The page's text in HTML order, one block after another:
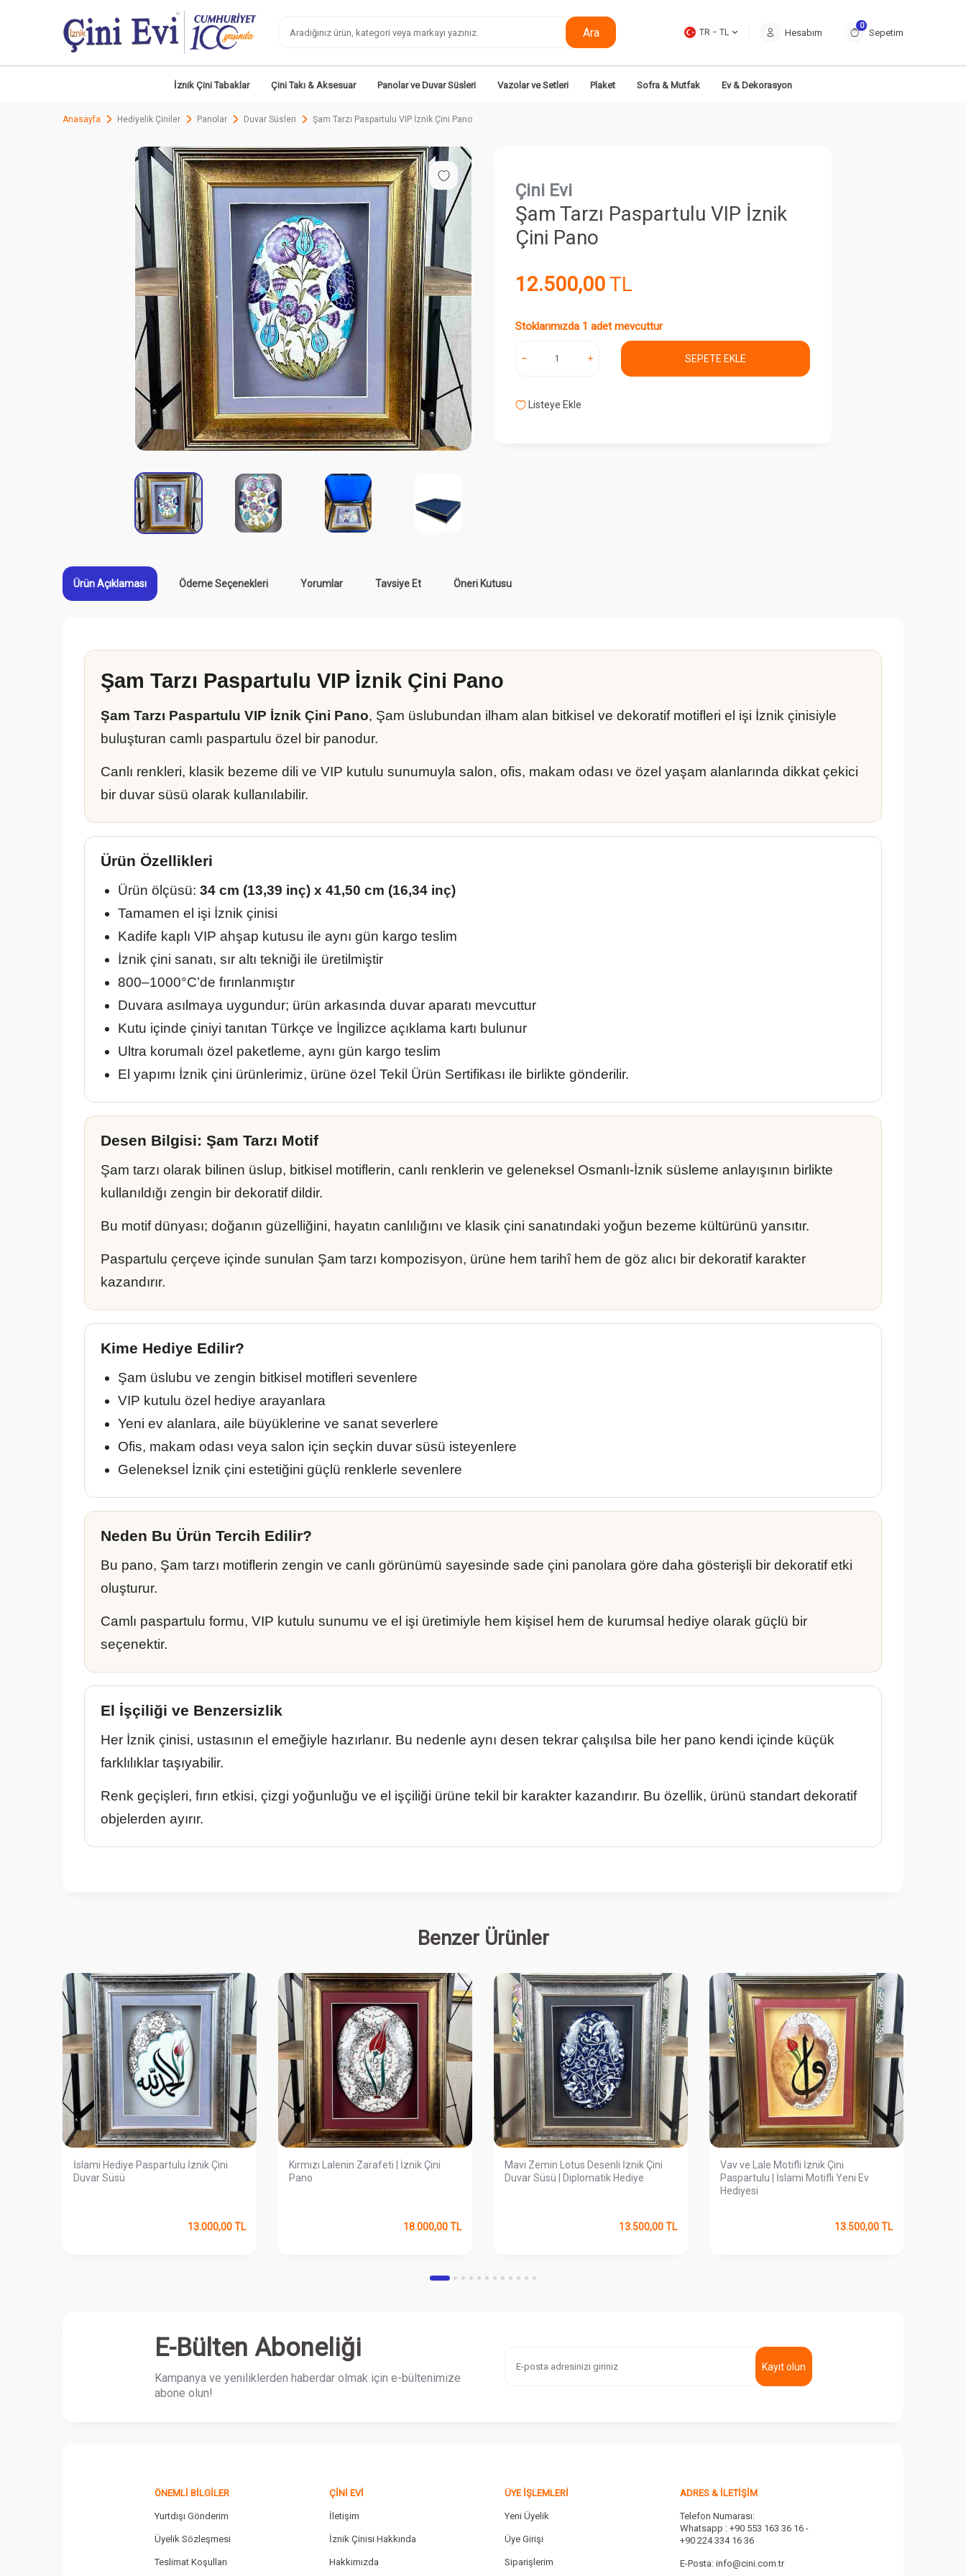
Ara TR − TL Hesabım
0
Sepetim
İznik Çini Tabaklar Çini Takı & Aksesuar Panolar ve Duvar Süsleri Vazolar ve Setleri Plaket Sofra & Mutfak Ev & Dekorasyon
Anasayfa Hediyelik Çiniler Panolar Duvar Süsleri Şam Tarzı Paspartulu VIP İznik Çini Pano
Çini Evi
Şam Tarzı Paspartulu VIP İznik
Çini Pano
12.500,00TL
Stoklarımızda 1 adet mevcuttur
SEPETE EKLE
Listeye Ekle
Ürün Açıklaması Ödeme Seçenekleri Yorumlar Tavsiye Et Öneri Kutusu
Şam Tarzı Paspartulu VIP İznik Çini Pano
Şam Tarzı Paspartulu VIP İznik Çini Pano, Şam üslubundan ilham alan bitkisel ve dekoratif motifleri el işi İznik çinisiyle
buluşturan camlı paspartulu özel bir panodur.
Canlı renkleri, klasik bezeme dili ve VIP kutulu sunumuyla salon, ofis, makam odası ve özel yaşam alanlarında dikkat çekici
bir duvar süsü olarak kullanılabilir.
Ürün Özellikleri
Ürün ölçüsü: 34 cm (13,39 inç) x 41,50 cm (16,34 inç)
Tamamen el işi İznik çinisi
Kadife kaplı VIP ahşap kutusu ile aynı gün kargo teslim
İznik çini sanatı, sır altı tekniği ile üretilmiştir
800–1000°C’de fırınlanmıştır
Duvara asılmaya uygundur; ürün arkasında duvar aparatı mevcuttur
Kutu içinde çiniyi tanıtan Türkçe ve İngilizce açıklama kartı bulunur
Ultra korumalı özel paketleme, aynı gün kargo teslim
El yapımı İznik çini ürünlerimiz, ürüne özel Tekil Ürün Sertifikası ile birlikte gönderilir.
Desen Bilgisi: Şam Tarzı Motif
Şam tarzı olarak bilinen üslup, bitkisel motiflerin, canlı renklerin ve geleneksel Osmanlı-İznik süsleme anlayışının birlikte
kullanıldığı zengin bir dekoratif dildir.
Bu motif dünyası; doğanın güzelliğini, hayatın canlılığını ve klasik çini sanatındaki yoğun bezeme kültürünü yansıtır.
Paspartulu çerçeve içinde sunulan Şam tarzı kompozisyon, ürüne hem tarihî hem de göz alıcı bir dekoratif karakter
kazandırır.
Kime Hediye Edilir?
Şam üslubu ve zengin bitkisel motifleri sevenlere
VIP kutulu özel hediye arayanlara
Yeni ev alanlara, aile büyüklerine ve sanat severlere
Ofis, makam odası veya salon için seçkin duvar süsü isteyenlere
Geleneksel İznik çini estetiğini güçlü renklerle sevenlere
Neden Bu Ürün Tercih Edilir?
Bu pano, Şam tarzı motiflerin zengin ve canlı görünümü sayesinde sade çini panolara göre daha gösterişli bir dekoratif etki
oluşturur.
Camlı paspartulu formu, VIP kutulu sunumu ve el işi üretimiyle hem kişisel hem de kurumsal hediye olarak güçlü bir
seçenektir.
El İşçiliği ve Benzersizlik
Her İznik çinisi, ustasının el emeğiyle hazırlanır. Bu nedenle aynı desen tekrar çalışılsa bile her pano kendi içinde küçük
farklılıklar taşıyabilir.
Renk geçişleri, fırın etkisi, çizgi yoğunluğu ve el işçiliği ürüne tekil bir karakter kazandırır. Bu özellik, ürünü standart dekoratif
objelerden ayırır.
Benzer Ürünler
İslami Hediye Paspartulu İznik Çini
Duvar Süsü
13.000,00TL
Kırmızı Lalenin Zarafeti | İznik Çini
Pano
18.000,00TL
Mavi Zemin Lotus Desenli İznik Çini
Duvar Süsü | Diplomatik Hediye
13.500,00TL
Vav ve Lale Motifli İznik Çini
Paspartulu | İslami Motifli Yeni Ev
Hediyesi
13.500,00TL
E-Bülten Aboneliği
Kampanya ve yeniliklerden haberdar olmak için e-bültenimize
abone olun!
Kayıt olun
ÖNEMLI BILGILER
Yurtdışı Gönderim
Üyelik Sözleşmesi
Teslimat Koşulları
ÇINI EVI
İletişim
İznik Çinisi Hakkında
Hakkımızda
ÜYE İŞLEMLERI
Yeni Üyelik
Üye Girişi
Siparişlerim
ADRES & İLETIŞIM
Telefon Numarası:
Whatsapp : +90 553 163 36 16 -
+90 224 334 16 36
E-Posta: info@cini.com.tr